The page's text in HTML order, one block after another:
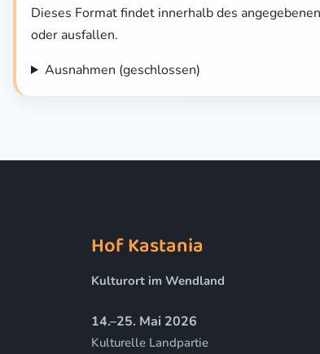
Dieses Format findet innerhalb des
oder ausfallen.
Ausnahmen (geschlossen)
Hof Kastania
Kulturort im Wendland
14.–25. Mai 2026
Kulturelle Landpartie